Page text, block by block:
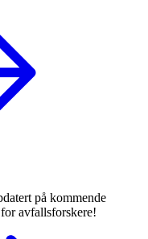
på kommende
avfallsforskere!